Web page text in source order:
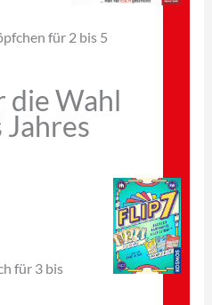
für 2 bis 5
Wahl
Jahres
für 3 bis